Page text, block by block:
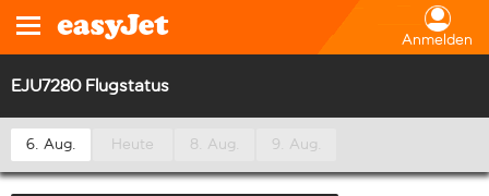
Anmelden
EJU7280 Flugstatus
6. Aug. Heute 8. Aug. 9. Aug.